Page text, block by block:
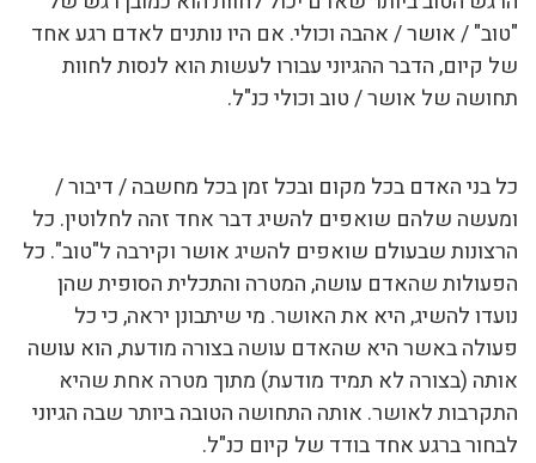
"טוב" / אושר / אהבה וכולי. אם היו נותנים לאדם רגע אחד
של קיום, הדבר ההגיוני עבורו לעשות הוא לנסות לחוות
תחושה של אושר / טוב וכולי כנ"ל.
כל בני האדם בכל מקום ובכל זמן בכל מחשבה / דיבור /
ומעשה שלהם שואפים להשיג דבר אחד זהה לחלוטין. כל
הרצונות שבעולם שואפים להשיג אושר וקירבה ל"טוב". כל
הפעולות שהאדם עושה, המטרה והתכלית הסופית שהן
נועדו להשיג, היא את האושר. מי שיתבונן יראה, כי כל
פעולה באשר היא שהאדם עושה בצורה מודעת, הוא עושה
אותה (בצורה לא תמיד מודעת) מתוך מטרה אחת שהיא
התקרבות לאושר. אותה התחושה הטובה ביותר שבה הגיוני
לבחור ברגע אחד בודד של קיום כנ"ל.